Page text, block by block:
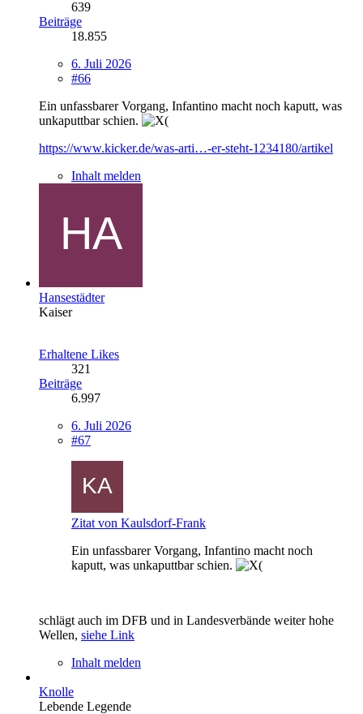
639
Beiträge
18.855
6. Juli 2026
#66
Ein unfassbarer Vorgang, Infantino macht noch kaputt, was
unkaputtbar schien.
https://www.kicker.de/was-arti…-er-steht-1234180/artikel
Inhalt melden
Hansestädter
Kaiser
Erhaltene Likes
321
Beiträge
6.997
6. Juli 2026
#67
Zitat von Kaulsdorf-Frank
Ein unfassbarer Vorgang, Infantino macht noch
kaputt, was unkaputtbar schien.
schlägt auch im DFB und in Landesverbände weiter hohe
Wellen, siehe Link
Inhalt melden
Knolle
Lebende Legende